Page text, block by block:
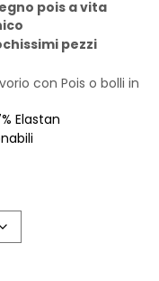
pois a vita
pezzi
con Pois o bolli in
Elastan